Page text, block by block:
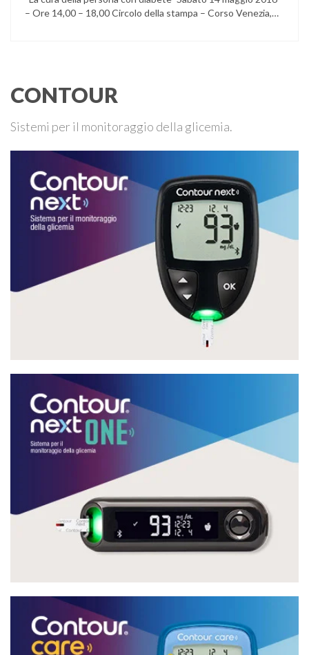
– Ore 14,00 – 18,00 Circolo della stampa – Corso Venezia,
CONTOUR
Sistemi per il monitoraggio della glicemia.